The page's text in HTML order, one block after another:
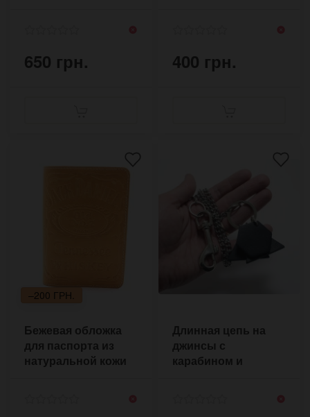
650 грн. 400 грн.
–200 ГРН.
Бежевая обложка
для паспорта из
натуральной кожи
Длинная цепь на
джинсы с
карабином и